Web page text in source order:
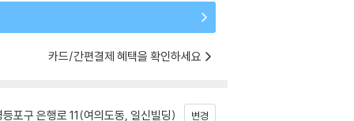
카드/간편결제 혜택을 확인하세요
포구 은행로 11(여의도동, 일신빌딩) 변경